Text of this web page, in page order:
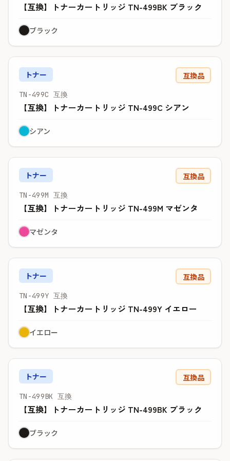
【互換】トナーカートリッジ TN-499BK ブラック
ブラック
トナー 互換品
TN-499C 互換
【互換】トナーカートリッジ TN-499C シアン
シアン
トナー 互換品
TN-499M 互換
【互換】トナーカートリッジ TN-499M マゼンタ
マゼンタ
トナー 互換品
TN-499Y 互換
【互換】トナーカートリッジ TN-499Y イエロー
イエロー
トナー 互換品
TN-499BK 互換
【互換】トナーカートリッジ TN-499BK ブラック
ブラック